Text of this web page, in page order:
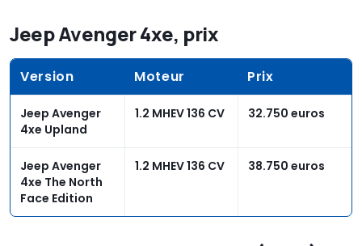
Jeep Avenger 4xe, prix
Version Moteur Prix
Jeep Avenger
4xe Upland
1.2 MHEV 136 CV 32.750 euros
Jeep Avenger
4xe The North
Face Edition
1.2 MHEV 136 CV 38.750 euros